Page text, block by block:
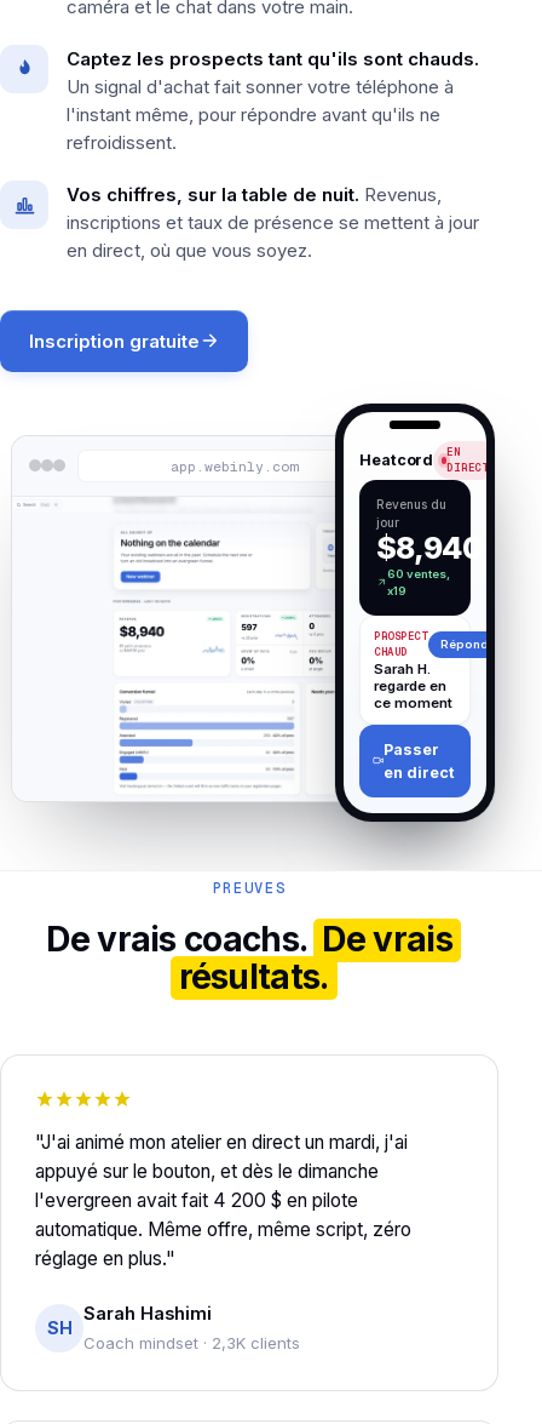
caméra et le chat dans votre main.
Captez les prospects tant qu'ils sont chauds.
Un signal d'achat fait sonner votre téléphone à
l'instant même, pour répondre avant qu'ils ne
refroidissent.
Vos chiffres, sur la table de nuit. Revenus,
inscriptions et taux de présence se mettent à jour
en direct, où que vous soyez.
Inscription gratuite
app.webinly.com Heatcord
EN
DIRECT
Revenus du
jour
$8,940
60 ventes,
x19
PROSPECT
CHAUD
Répondre
Sarah H.
regarde en
ce moment
Passer
en direct
PREUVES
De vrais coachs. De vrais
résultats.
"J'ai animé mon atelier en direct un mardi, j'ai
appuyé sur le bouton, et dès le dimanche
l'evergreen avait fait 4 200 $ en pilote
automatique. Même offre, même script, zéro
réglage en plus."
SH
Sarah Hashimi
Coach mindset · 2,3K clients